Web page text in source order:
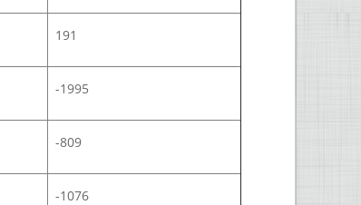
191
-1995
-809
-1076